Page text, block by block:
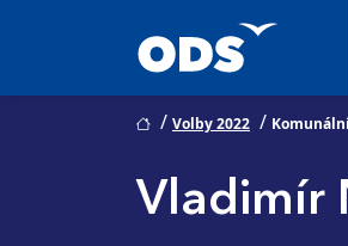
/ Volby 2022 /
Vladimír